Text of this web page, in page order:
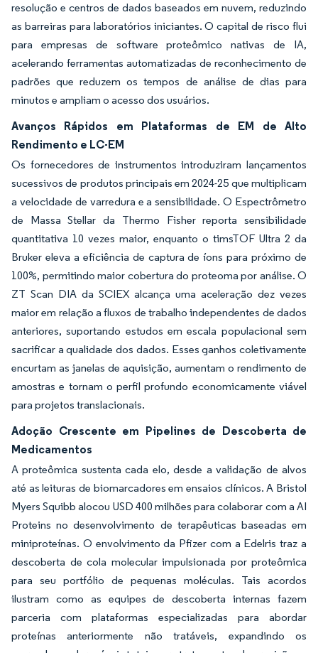
resolução e centros de dados baseados em nuvem, reduzindo
as barreiras para laboratórios iniciantes. O capital de risco flui
para empresas de software proteômico nativas de IA,
acelerando ferramentas automatizadas de reconhecimento de
padrões que reduzem os tempos de análise de dias para
minutos e ampliam o acesso dos usuários.
Avanços Rápidos em Plataformas de EM de Alto
Rendimento e LC-EM
Os fornecedores de instrumentos introduziram lançamentos
sucessivos de produtos principais em 2024-25 que multiplicam
a velocidade de varredura e a sensibilidade. O Espectrômetro
de Massa Stellar da Thermo Fisher reporta sensibilidade
quantitativa 10 vezes maior, enquanto o timsTOF Ultra 2 da
Bruker eleva a eficiência de captura de íons para próximo de
100%, permitindo maior cobertura do proteoma por análise. O
ZT Scan DIA da SCIEX alcança uma aceleração dez vezes
maior em relação a fluxos de trabalho independentes de dados
anteriores, suportando estudos em escala populacional sem
sacrificar a qualidade dos dados. Esses ganhos coletivamente
encurtam as janelas de aquisição, aumentam o rendimento de
amostras e tornam o perfil profundo economicamente viável
para projetos translacionais.
Adoção Crescente em Pipelines de Descoberta de
Medicamentos
A proteômica sustenta cada elo, desde a validação de alvos
até as leituras de biomarcadores em ensaios clínicos. A Bristol
Myers Squibb alocou USD 400 milhões para colaborar com a AI
Proteins no desenvolvimento de terapêuticas baseadas em
miniproteínas. O envolvimento da Pfizer com a Edelris traz a
descoberta de cola molecular impulsionada por proteômica
para seu portfólio de pequenas moléculas. Tais acordos
ilustram como as equipes de descoberta internas fazem
parceria com plataformas especializadas para abordar
proteínas anteriormente não tratáveis, expandindo os